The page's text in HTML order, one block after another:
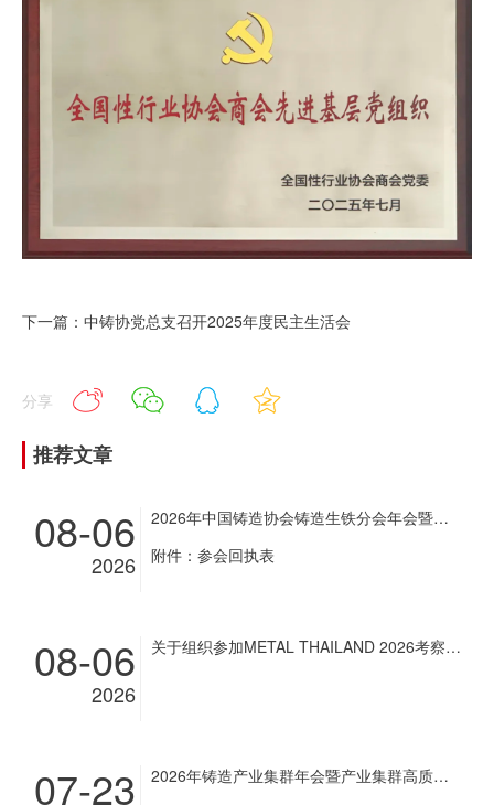
下一篇：中铸协党总支召开2025年度民主生活会
分享
推荐文章
2026年中国铸造协会铸造生铁分会年会暨铸造生铁企业超低排放改造现场经验交流会通知
08-06
2026 附件：参会回执表
关于组织参加METAL THAILAND 2026考察团和展商团的通知
08-06
2026
2026年铸造产业集群年会暨产业集群高质量发展经验交流会通知
07-23